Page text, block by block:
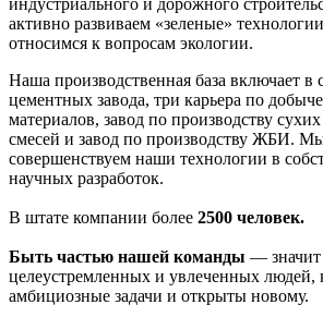
активно развиваем «зеленые»
относимся к вопросам экологии.
Наша производственная база включает в
цементных завода, три карьера по
материалов, завод по производству
смесей и завод по производству ЖБИ.
совершенствуем наши технологии в
научных разработок.
В штате компании более 2500 человек.
Быть частью нашей команды — значит
целеустремленных и увлеченных людей,
амбициозные задачи и открыты новому.